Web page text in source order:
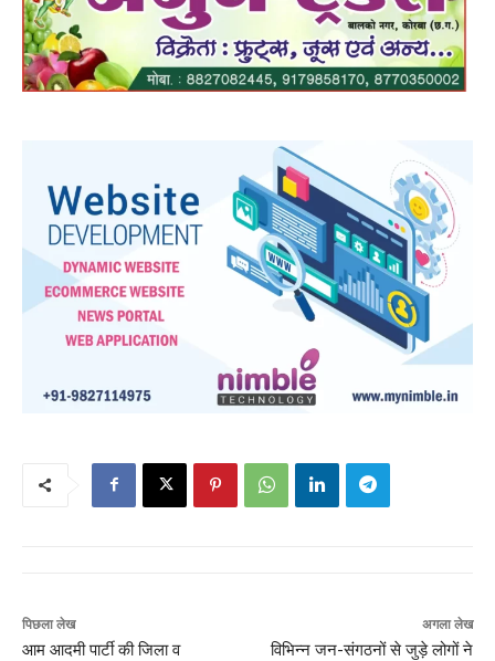
पिछला लेख
आम आदमी पार्टी की जिला व
अगला लेख
विभिन्न जन-संगठनों से जुड़े लोगों ने